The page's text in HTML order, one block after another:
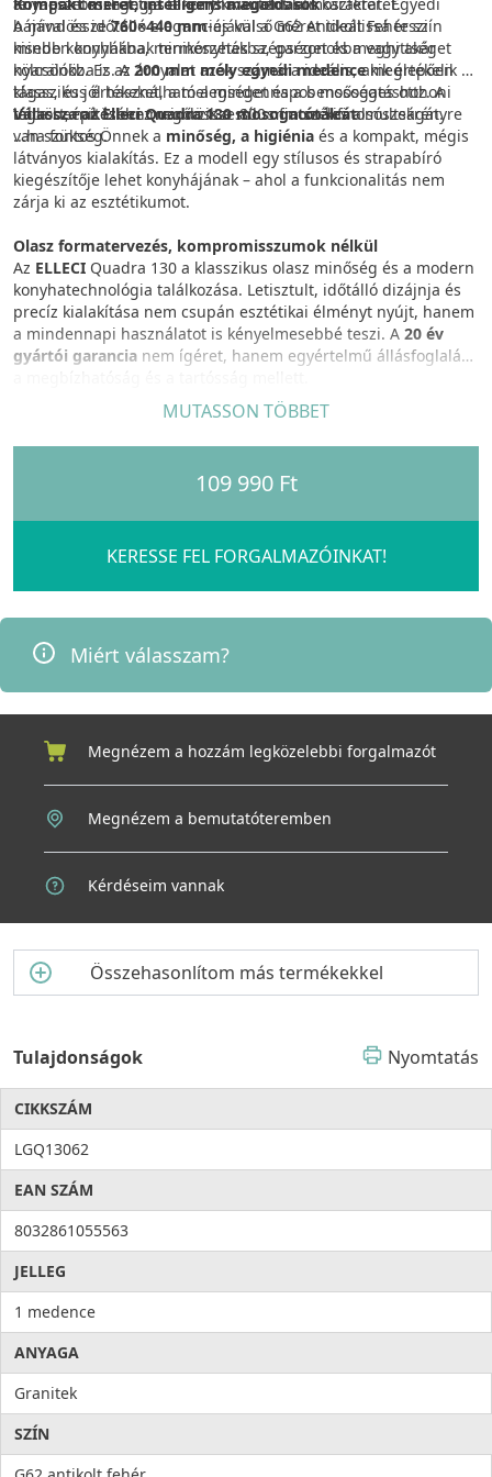
A mindössze760×440 mm-es külső méret ideálissá teszi
kisebb konyhákba, minikonyhákba, garzonokba vagy akár
nyaralókba is. A 200 mm mély egyedi medencemeglepően
tágas, és jól használható a mindennapos mosogatáshoz. A
tálca beépítéséhez mindössze 800 mm széles alsószekrényre
van szükség.
bájával és időtálló eleganciájával a G62 Antikolt Fehér szín
minden konyhának természetes szépséget és meghittséget
kölcsönöz. Ez az árnyalat azok számára ideális, akik értékelik a
klasszikus értékeket, a melegséget és a bensőséges otthoni
légkört, miközben megőrzik a stílus finom kifinomultságát.
Válassza az Elleci Quadra 130 mosogatótálcát
...ha fontos Önnek a minőség, a higiénia és a kompakt, mégis
látványos kialakítás. Ez a modell egy stílusos és strapabíró
kiegészítője lehet konyhájának – ahol a funkcionalitás nem
zárja ki az esztétikumot.
Olasz formatervezés, kompromisszumok nélkül
Az ELLECI Quadra 130 a klasszikus olasz minőség és a modern
konyhatechnológia találkozása. Letisztult, időtálló dizájnja és
precíz kialakítása nem csupán esztétikai élményt nyújt, hanem
a mindennapi használatot is kényelmesebbé teszi. A 20 év
gyártói garancia nem ígéret, hanem egyértelmű állásfoglalás
Olyan kiegészítők legátfogóbb választéka, amelyek
összecsukható edényszárítóktól, a szűrőkosarakon és a
MUTASSON TÖBBET
109 990 Ft
KERESSE FEL FORGALMAZÓINKAT!
Miért válasszam?
Megnézem a hozzám legközelebbi forgalmazót
Megnézem a bemutatóteremben
Kérdéseim vannak
Összehasonlítom más termékekkel
Tulajdonságok Nyomtatás
CIKKSZÁM
LGQ13062
EAN SZÁM
8032861055563
JELLEG
1 medence
ANYAGA
Granitek
SZÍN